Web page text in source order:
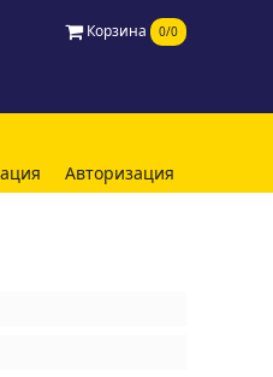
Корзина 0/0
Авторизация